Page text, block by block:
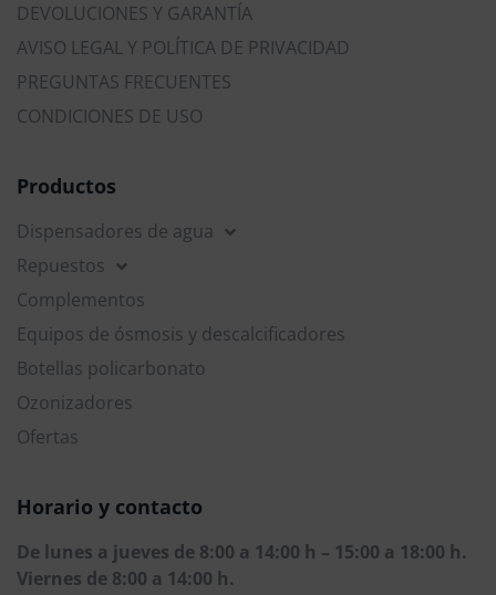
DEVOLUCIONES Y GARANTÍA
AVISO LEGAL Y POLÍTICA DE PRIVACIDAD
PREGUNTAS FRECUENTES
CONDICIONES DE USO
Productos
Dispensadores de agua
Repuestos
Complementos
Equipos de ósmosis y descalcificadores
Botellas policarbonato
Ozonizadores
Ofertas
Horario y contacto
De lunes a jueves de 8:00 a 14:00 h – 15:00 a 18:00 h.
Viernes de 8:00 a 14:00 h.